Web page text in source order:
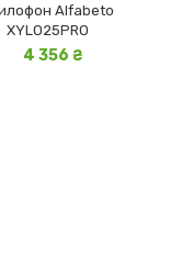
Alfabeto
XYLO25PRO
4 356 ₴